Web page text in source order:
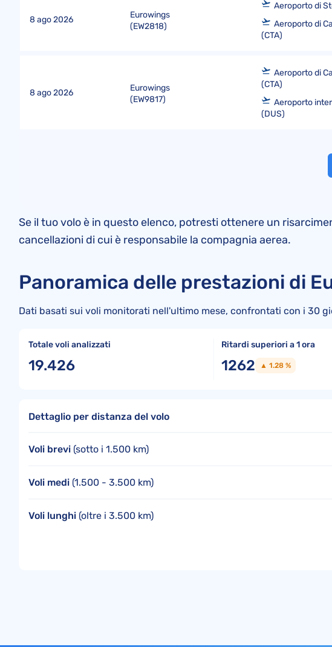
8 ago 2026
Eurowings
(EW2818)
Aeroporto di
Aeroporto di
(CTA)
8 ago 2026
Eurowings
(EW9817)
Aeroporto di
(CTA)
Aeroporto
(DUS)
Se il tuo volo è in questo elenco, potresti ottenere un
cancellazioni di cui è responsabile la compagnia aerea.
Panoramica delle prestazioni di
Dati basati sui voli monitorati nell'ultimo mese, confrontati con i 30
Totale voli analizzati
19.426
Ritardi superiori a 1 ora
1262 ▲ 1.28 %
Dettaglio per distanza del volo
Voli brevi (sotto i 1.500 km)
Voli medi (1.500 - 3.500 km)
Voli lunghi (oltre i 3.500 km)